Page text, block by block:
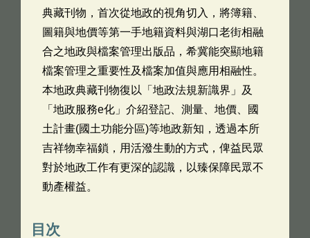
典藏刊物，首次從地政的視角切入，將簿籍、
圖籍與地價等第一手地籍資料與湖口老街相融
合之地政與檔案管理出版品，希冀能突顯地籍
檔案管理之重要性及檔案加值與應用相融性。
本地政典藏刊物復以「地政法規新識界」及
「地政服務e化」介紹登記、測量、地價、國
土計畫(國土功能分區)等地政新知，透過本所
吉祥物幸福鎖，用活潑生動的方式，俾益民眾
對於地政工作有更深的認識，以臻保障民眾不
動產權益。
目次